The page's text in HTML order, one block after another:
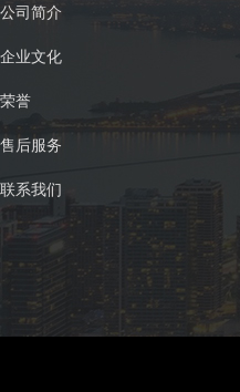
公司简介
企业文化
荣誉
售后服务
联系我们